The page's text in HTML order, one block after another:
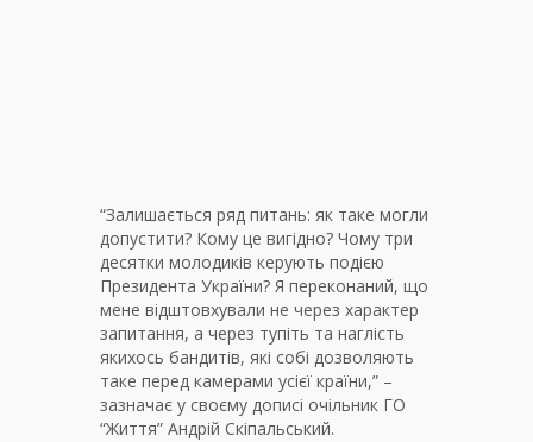
“Залишається ряд питань: як таке могли
допустити? Кому це вигідно? Чому три
десятки молодиків керують подією
Президента України? Я переконаний, що
мене відштовхували не через характер
запитання, а через тупіть та наглість
якихось бандитів, які собі дозволяють
таке перед камерами усієї країни,” –
зазначає у своєму дописі очільник ГО
“Життя” Андрій Скіпальський.